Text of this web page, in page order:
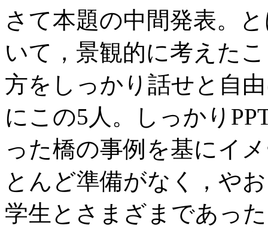
さて本題の中間発表。
いて，景観的に考えた
方をしっかり話せと自
にこの5人。しっかり
った橋の事例を基にイ
とんど準備がなく，や
学生とさまざまであっ